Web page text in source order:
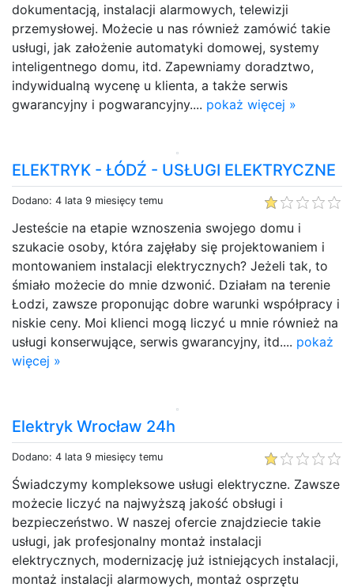
dokumentacją, instalacji alarmowych, telewizji
przemysłowej. Możecie u nas również zamówić takie
usługi, jak założenie automatyki domowej, systemy
inteligentnego domu, itd. Zapewniamy doradztwo,
indywidualną wycenę u klienta, a także serwis
gwarancyjny i pogwarancyjny.... pokaż więcej »
ELEKTRYK - ŁÓDŹ - USŁUGI ELEKTRYCZNE
Dodano: 4 lata 9 miesięcy temu
Jesteście na etapie wznoszenia swojego domu i
szukacie osoby, która zajęłaby się projektowaniem i
montowaniem instalacji elektrycznych? Jeżeli tak, to
śmiało możecie do mnie dzwonić. Działam na terenie
Łodzi, zawsze proponując dobre warunki współpracy i
niskie ceny. Moi klienci mogą liczyć u mnie również na
usługi konserwujące, serwis gwarancyjny, itd.... pokaż
więcej »
Elektryk Wrocław 24h
Dodano: 4 lata 9 miesięcy temu
Świadczymy kompleksowe usługi elektryczne. Zawsze
możecie liczyć na najwyższą jakość obsługi i
bezpieczeństwo. W naszej ofercie znajdziecie takie
usługi, jak profesjonalny montaż instalacji
elektrycznych, modernizację już istniejących instalacji,
montaż instalacji alarmowych, montaż osprzętu